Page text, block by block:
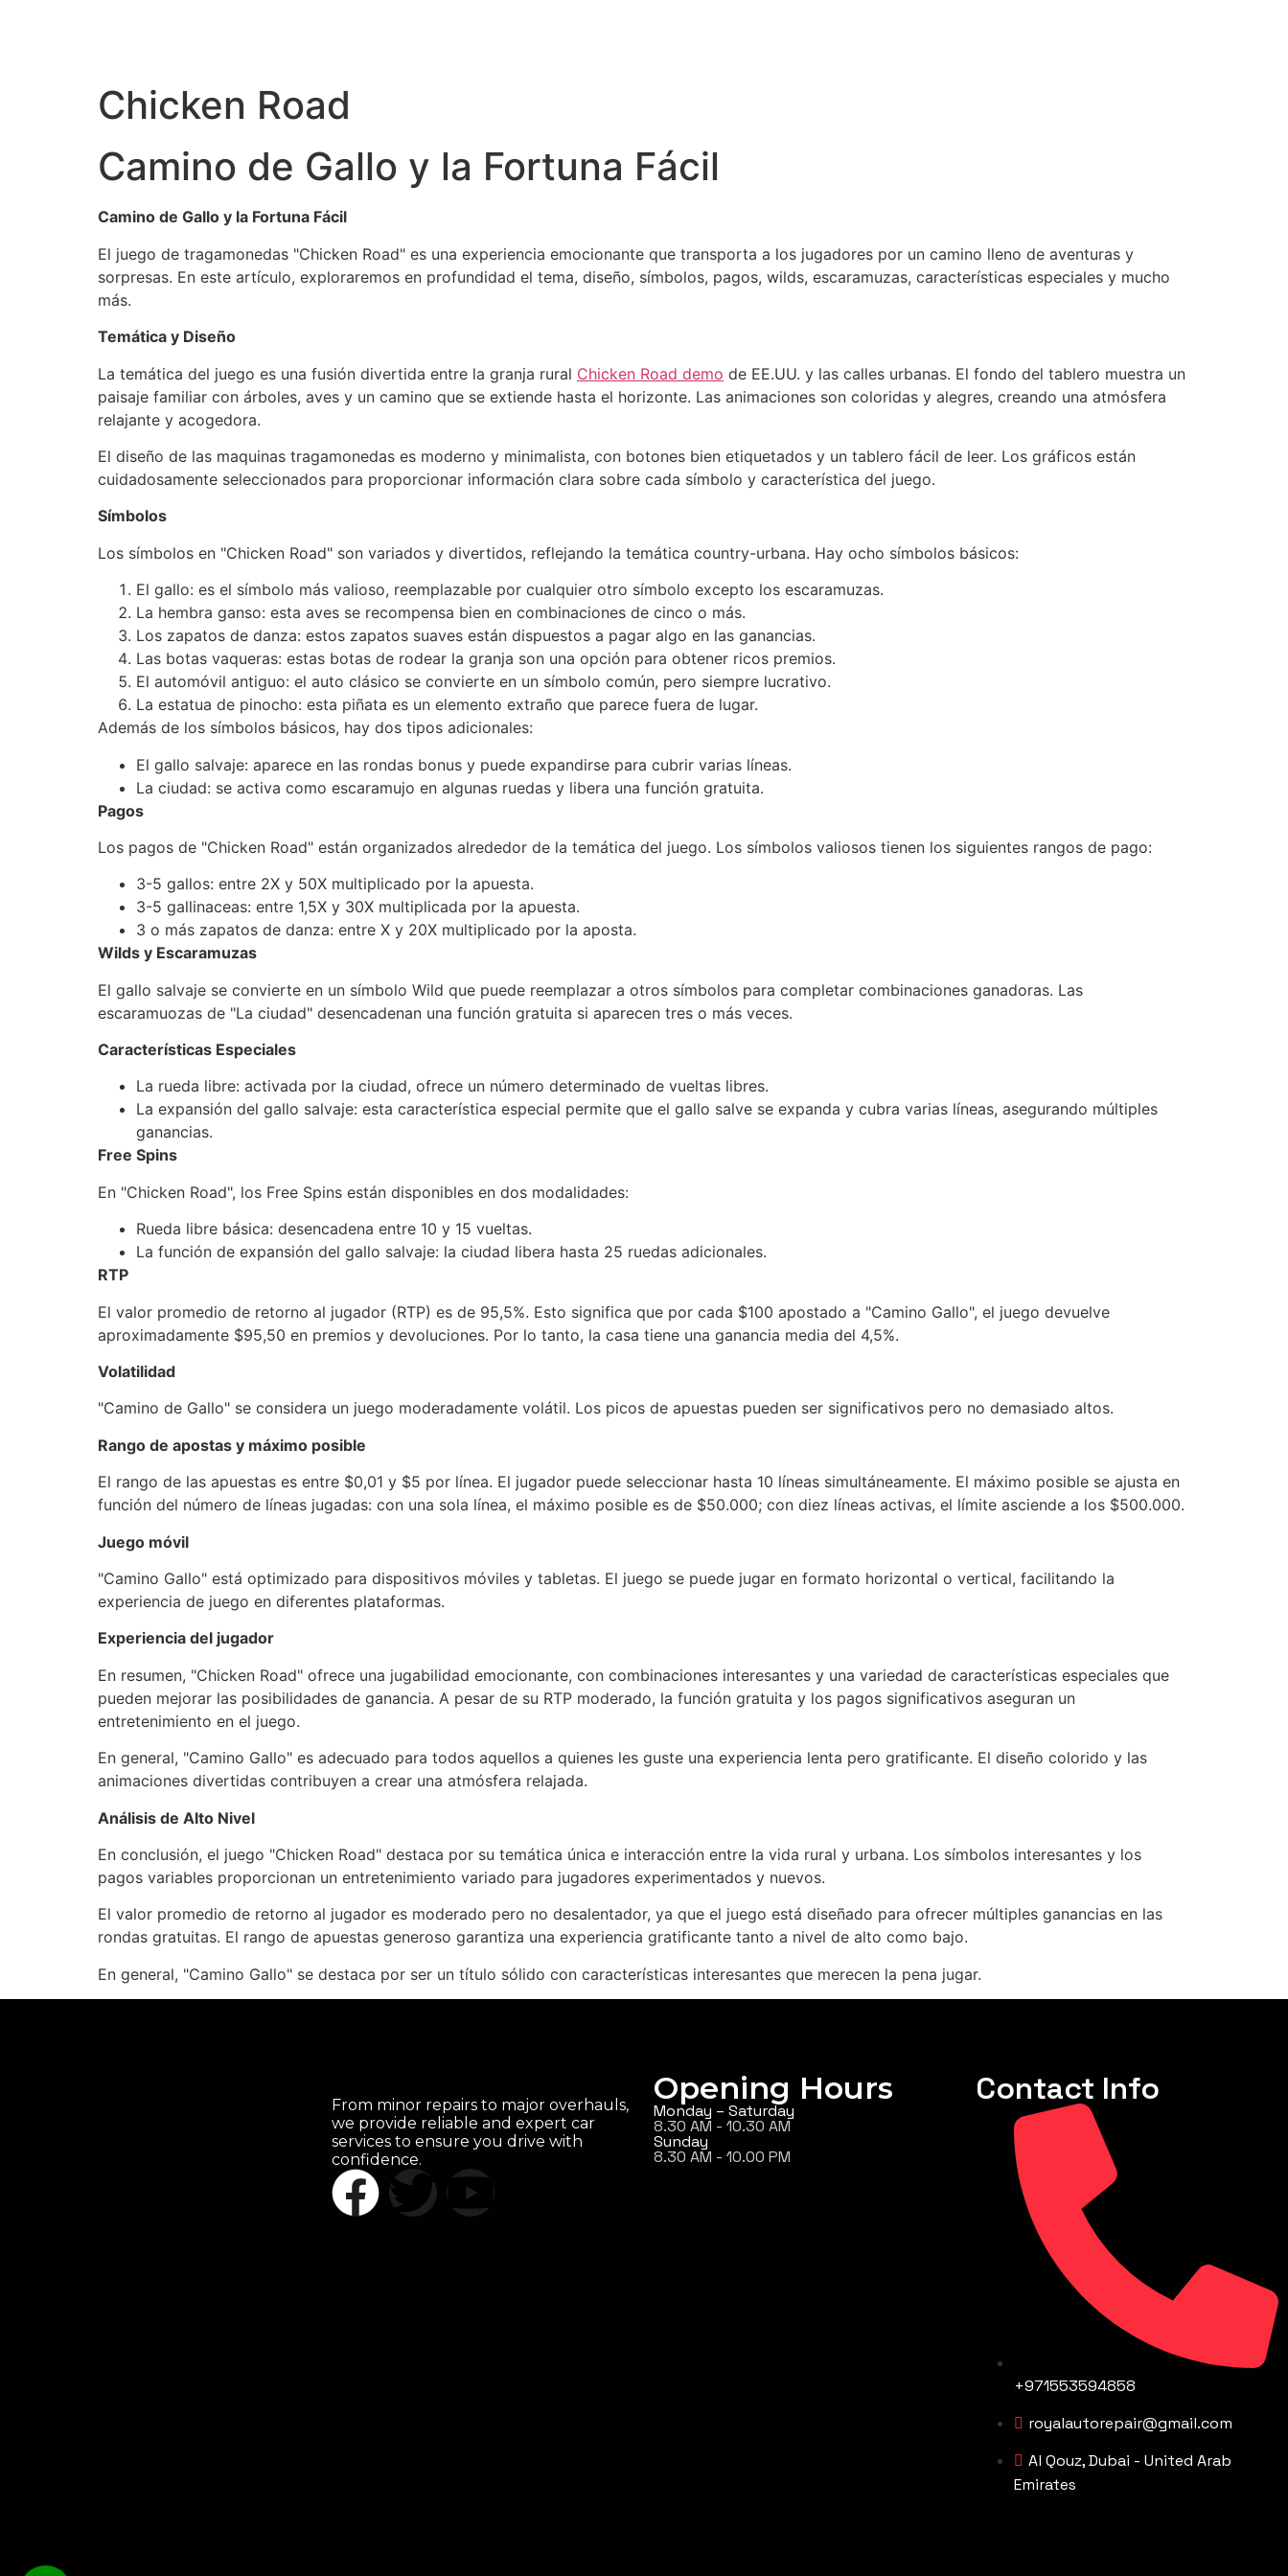
Chicken Road
Camino de Gallo y la Fortuna Fácil
Camino de Gallo y la Fortuna Fácil
El juego de tragamonedas "Chicken Road" es una experiencia emocionante que transporta a los jugadores por un camino lleno de aventuras y
sorpresas. En este artículo, exploraremos en profundidad el tema, diseño, símbolos, pagos, wilds, escaramuzas, características especiales y mucho
más.
Temática y Diseño
La temática del juego es una fusión divertida entre la granja rural Chicken Road demo de EE.UU. y las calles urbanas. El fondo del tablero muestra un
paisaje familiar con árboles, aves y un camino que se extiende hasta el horizonte. Las animaciones son coloridas y alegres, creando una atmósfera
relajante y acogedora.
El diseño de las maquinas tragamonedas es moderno y minimalista, con botones bien etiquetados y un tablero fácil de leer. Los gráficos están
cuidadosamente seleccionados para proporcionar información clara sobre cada símbolo y característica del juego.
Símbolos
Los símbolos en "Chicken Road" son variados y divertidos, reflejando la temática country-urbana. Hay ocho símbolos básicos:
El gallo: es el símbolo más valioso, reemplazable por cualquier otro símbolo excepto los escaramuzas.
La hembra ganso: esta aves se recompensa bien en combinaciones de cinco o más.
Los zapatos de danza: estos zapatos suaves están dispuestos a pagar algo en las ganancias.
Las botas vaqueras: estas botas de rodear la granja son una opción para obtener ricos premios.
El automóvil antiguo: el auto clásico se convierte en un símbolo común, pero siempre lucrativo.
La estatua de pinocho: esta piñata es un elemento extraño que parece fuera de lugar.
Además de los símbolos básicos, hay dos tipos adicionales:
El gallo salvaje: aparece en las rondas bonus y puede expandirse para cubrir varias líneas.
La ciudad: se activa como escaramujo en algunas ruedas y libera una función gratuita.
Pagos
Los pagos de "Chicken Road" están organizados alrededor de la temática del juego. Los símbolos valiosos tienen los siguientes rangos de pago:
3-5 gallos: entre 2X y 50X multiplicado por la apuesta.
3-5 gallinaceas: entre 1,5X y 30X multiplicada por la apuesta.
3 o más zapatos de danza: entre X y 20X multiplicado por la aposta.
Wilds y Escaramuzas
El gallo salvaje se convierte en un símbolo Wild que puede reemplazar a otros símbolos para completar combinaciones ganadoras. Las
escaramuozas de "La ciudad" desencadenan una función gratuita si aparecen tres o más veces.
Características Especiales
La rueda libre: activada por la ciudad, ofrece un número determinado de vueltas libres.
La expansión del gallo salvaje: esta característica especial permite que el gallo salve se expanda y cubra varias líneas, asegurando múltiples
ganancias.
Free Spins
En "Chicken Road", los Free Spins están disponibles en dos modalidades:
Rueda libre básica: desencadena entre 10 y 15 vueltas.
La función de expansión del gallo salvaje: la ciudad libera hasta 25 ruedas adicionales.
RTP
El valor promedio de retorno al jugador (RTP) es de 95,5%. Esto significa que por cada $100 apostado a "Camino Gallo", el juego devuelve
aproximadamente $95,50 en premios y devoluciones. Por lo tanto, la casa tiene una ganancia media del 4,5%.
Volatilidad
"Camino de Gallo" se considera un juego moderadamente volátil. Los picos de apuestas pueden ser significativos pero no demasiado altos.
Rango de apostas y máximo posible
El rango de las apuestas es entre $0,01 y $5 por línea. El jugador puede seleccionar hasta 10 líneas simultáneamente. El máximo posible se ajusta en
función del número de líneas jugadas: con una sola línea, el máximo posible es de $50.000; con diez líneas activas, el límite asciende a los $500.000.
Juego móvil
"Camino Gallo" está optimizado para dispositivos móviles y tabletas. El juego se puede jugar en formato horizontal o vertical, facilitando la
experiencia de juego en diferentes plataformas.
Experiencia del jugador
En resumen, "Chicken Road" ofrece una jugabilidad emocionante, con combinaciones interesantes y una variedad de características especiales que
pueden mejorar las posibilidades de ganancia. A pesar de su RTP moderado, la función gratuita y los pagos significativos aseguran un
entretenimiento en el juego.
En general, "Camino Gallo" es adecuado para todos aquellos a quienes les guste una experiencia lenta pero gratificante. El diseño colorido y las
animaciones divertidas contribuyen a crear una atmósfera relajada.
Análisis de Alto Nivel
En conclusión, el juego "Chicken Road" destaca por su temática única e interacción entre la vida rural y urbana. Los símbolos interesantes y los
pagos variables proporcionan un entretenimiento variado para jugadores experimentados y nuevos.
El valor promedio de retorno al jugador es moderado pero no desalentador, ya que el juego está diseñado para ofrecer múltiples ganancias en las
rondas gratuitas. El rango de apuestas generoso garantiza una experiencia gratificante tanto a nivel de alto como bajo.
En general, "Camino Gallo" se destaca por ser un título sólido con características interesantes que merecen la pena jugar.
From minor repairs to major overhauls,
we provide reliable and expert car
services to ensure you drive with
confidence.
Opening Hours
Monday – Saturday
8.30 AM - 10.30 AM
Sunday
8.30 AM - 10.00 PM
Contact Info
+971553594858
royalautorepair@gmail.com
Al Qouz, Dubai - United Arab
Emirates